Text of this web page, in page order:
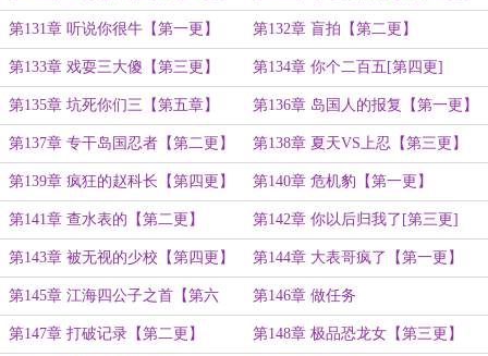
第131章 听说你很牛【第一更】 第132章 盲拍【第二更】
第133章 戏耍三大傻【第三更】 第134章 你个二百五[第四更]
第135章 坑死你们三【第五章】 第136章 岛国人的报复【第一更】
第137章 专干岛国忍者【第二更】 第138章 夏天VS上忍【第三更】
第139章 疯狂的赵科长【第四更】 第140章 危机豹【第一更】
第141章 查水表的【第二更】 第142章 你以后归我了[第三更]
第143章 被无视的少校【第四更】 第144章 大表哥疯了【第一更】
第145章 江海四公子之首【第六
更】
第146章 做任务
第147章 打破记录【第二更】 第148章 极品恐龙女【第三更】